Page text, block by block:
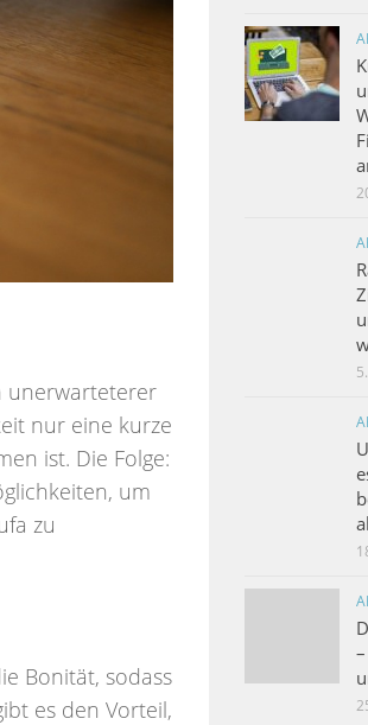
unerwarteterer
nur eine kurze
ist. Die Folge:
um
zu
Bonität, sodass
es den Vorteil,